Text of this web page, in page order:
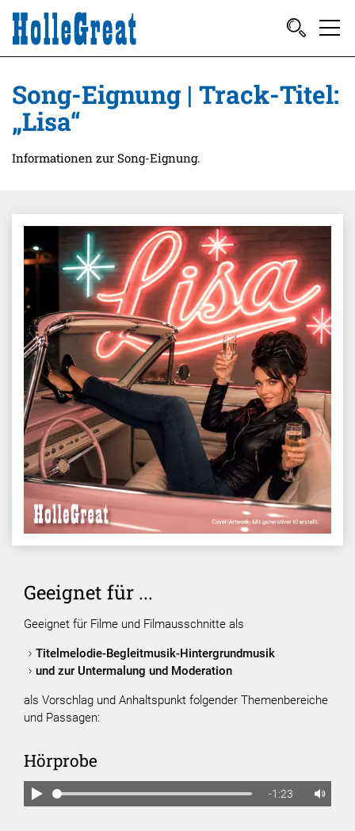
Song-Eignung | Track-Titel:
„Lisa“
Informationen zur Song-Eignung.
Geeignet für ...
Geeignet für Filme und Filmausschnitte als
Titelmelodie-Begleitmusik-Hintergrundmusik
und zur Untermalung und Moderation
als Vorschlag und Anhaltspunkt folgender Themenbereiche
und Passagen:
Hörprobe
-1:23